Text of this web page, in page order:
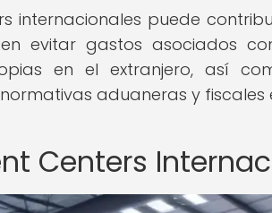
internacionales puede
evitar gastos asociados
en el extranjero, así
aduaneras y fiscales
Centers